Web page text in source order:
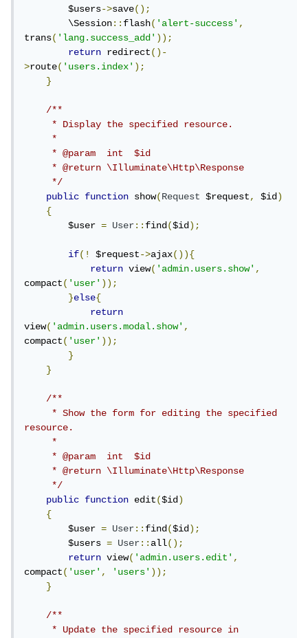
        $users
->save();
        \Session
::flash('alert-success',
trans('lang.success_add'));
return redirect()-
>route('users.index');
}
/**
     * Display the specified resource.
     *
     * @param  int  $id
     * @return \Illuminate\Http\Response
     */
public
function show(Request $request, $id)
{
        $user
= User::find($id);
if(! $request->ajax()){
return view('admin.users.show',
compact('user'));
}else{
return
view('admin.users.modal.show',
compact('user'));
}
}
/**
     * Show the form for editing the specified
resource.
     *
     * @param  int  $id
     * @return \Illuminate\Http\Response
     */
public
function edit($id)
{
        $user
= User::find($id);
        $users
= User::all();
return view('admin.users.edit',
compact('user', 'users'));
}
/**
     * Update the specified resource in